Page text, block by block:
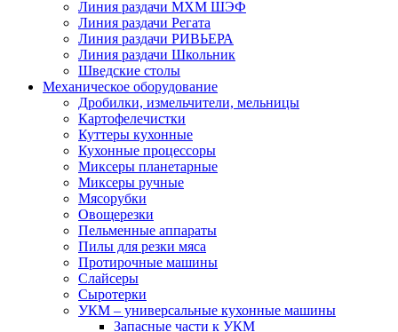
Линия раздачи МХМ ШЭФ
Линия раздачи Регата
Линия раздачи РИВЬЕРА
Линия раздачи Школьник
Шведские столы
Механическое оборудование
Дробилки, измельчители, мельницы
Картофелечистки
Куттеры кухонные
Кухонные процессоры
Миксеры планетарные
Миксеры ручные
Мясорубки
Овощерезки
Пельменные аппараты
Пилы для резки мяса
Протирочные машины
Слайсеры
Сыротерки
УКМ – универсальные кухонные машины
Запасные части к УКМ